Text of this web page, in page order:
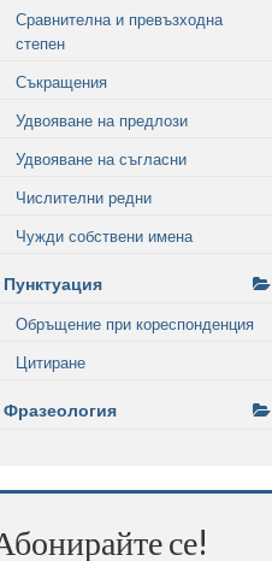
Сравнителна и превъзходна
степен
Съкращения
Удвояване на предлози
Удвояване на съгласни
Числителни редни
Чужди собствени имена
Пунктуация
Обръщение при кореспонденция
Цитиране
Фразеология
се!